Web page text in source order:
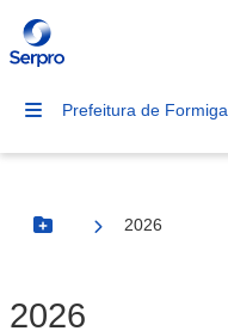
Prefeitura de Formiga
Botão Menu
2026
2026